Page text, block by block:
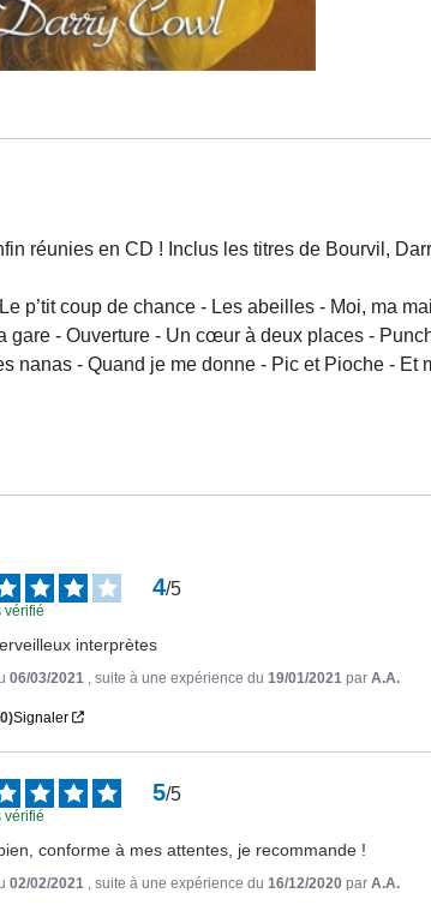
réunies en CD ! Inclus les titres de Bourvil,
p’tit coup de chance - Les abeilles - Moi, ma
gare - Ouverture - Un cœur à deux places -
- Quand je me donne - Pic et Pioche - Et
4/5
vérifié
interprètes
06/03/2021 , suite à une expérience du 19/01/2021 parA.A.
Signaler
5/5
vérifié
conforme à mes attentes, je recommande !
02/02/2021 , suite à une expérience du 16/12/2020 parA.A.